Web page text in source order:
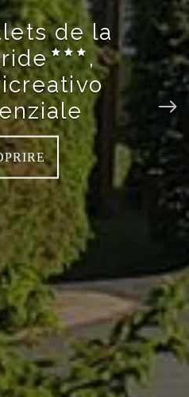
de la
,